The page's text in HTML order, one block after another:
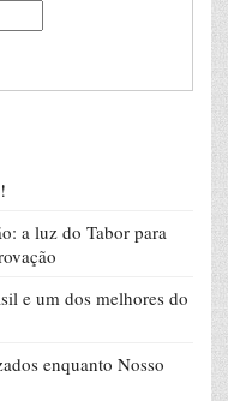
a luz do Tabor para
e um dos melhores do
enquanto Nosso